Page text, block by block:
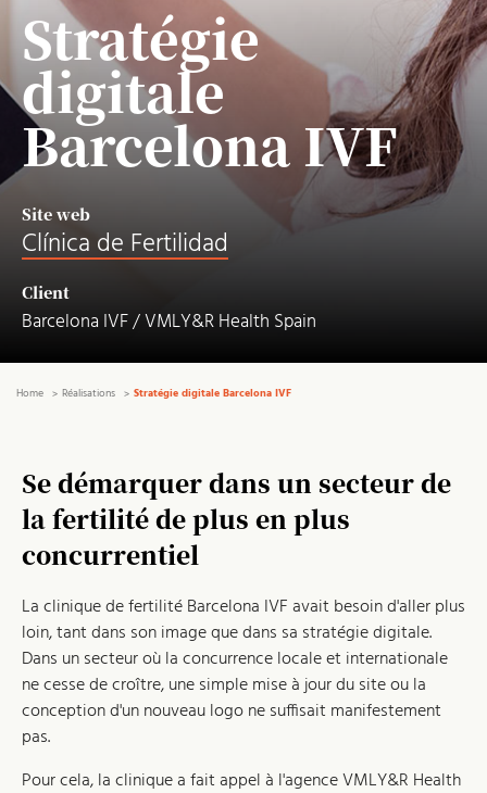
Stratégie
digitale
Barcelona IVF
Site web
Clínica de Fertilidad
Client
Barcelona IVF / VMLY&R Health Spain
Home Réalisations Stratégie digitale Barcelona IVF
Se démarquer dans un secteur de
la fertilité de plus en plus
concurrentiel
La clinique de fertilité Barcelona IVF avait besoin d'aller plus
loin, tant dans son image que dans sa stratégie digitale.
Dans un secteur où la concurrence locale et internationale
ne cesse de croître, une simple mise à jour du site ou la
conception d'un nouveau logo ne suffisait manifestement
pas.
Pour cela, la clinique a fait appel à l'agence VMLY&R Health